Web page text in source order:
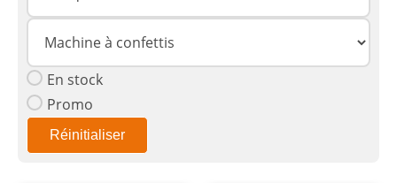
En stock
Promo
Réinitialiser